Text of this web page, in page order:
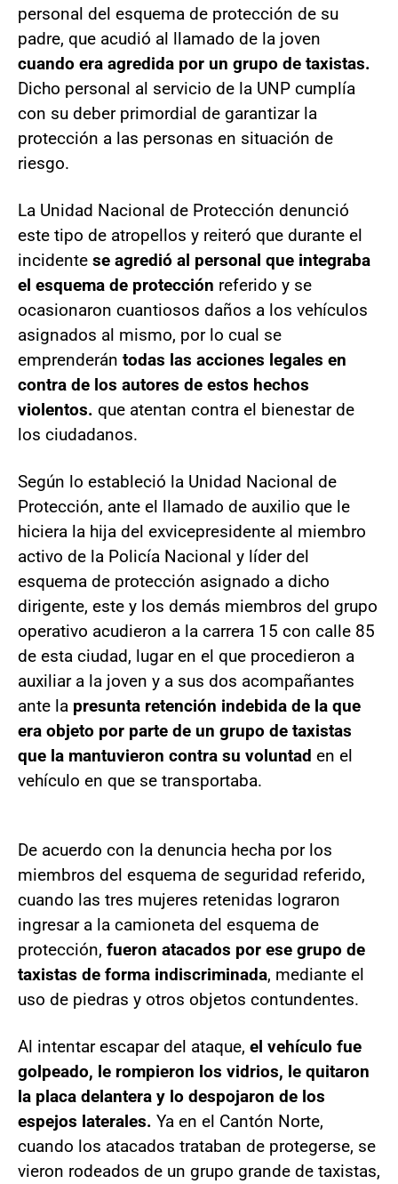
personal del esquema de protección de su
padre, que acudió al llamado de la joven
cuando era agredida por un grupo de taxistas.
Dicho personal al servicio de la UNP cumplía
con su deber primordial de garantizar la
protección a las personas en situación de
riesgo.
La Unidad Nacional de Protección denunció
este tipo de atropellos y reiteró que durante el
incidente se agredió al personal que integraba
el esquema de protección referido y se
ocasionaron cuantiosos daños a los vehículos
asignados al mismo, por lo cual se
emprenderán todas las acciones legales en
contra de los autores de estos hechos
violentos. que atentan contra el bienestar de
los ciudadanos.
Según lo estableció la Unidad Nacional de
Protección, ante el llamado de auxilio que le
hiciera la hija del exvicepresidente al miembro
activo de la Policía Nacional y líder del
esquema de protección asignado a dicho
dirigente, este y los demás miembros del grupo
operativo acudieron a la carrera 15 con calle 85
de esta ciudad, lugar en el que procedieron a
auxiliar a la joven y a sus dos acompañantes
ante la presunta retención indebida de la que
era objeto por parte de un grupo de taxistas
que la mantuvieron contra su voluntad en el
vehículo en que se transportaba.
De acuerdo con la denuncia hecha por los
miembros del esquema de seguridad referido,
cuando las tres mujeres retenidas lograron
ingresar a la camioneta del esquema de
protección, fueron atacados por ese grupo de
taxistas de forma indiscriminada, mediante el
uso de piedras y otros objetos contundentes.
Al intentar escapar del ataque, el vehículo fue
golpeado, le rompieron los vidrios, le quitaron
la placa delantera y lo despojaron de los
espejos laterales. Ya en el Cantón Norte,
cuando los atacados trataban de protegerse, se
vieron rodeados de un grupo grande de taxistas,